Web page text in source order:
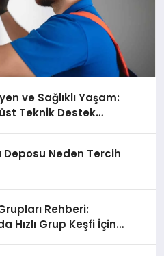
ve Sağlıklı Yaşam:
Teknik Destek
Deposu Neden Tercih
Rehberi:
Hızlı Grup Keşfi İçin